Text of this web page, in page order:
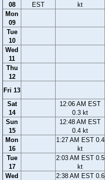
08
EST
kt
Mon
09
Tue
10
Wed
11
Thu
12
Fri 13
Sat
14
12:06 AM EST
0.3 kt
Sun
15
12:48 AM EST
0.4 kt
Mon
16
1:27 AM EST 0.4
kt
Tue
17
2:03 AM EST 0.5
kt
Wed
2:38 AM EST 0.6